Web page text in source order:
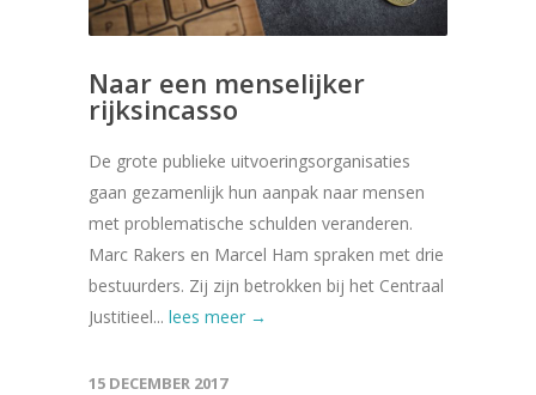
Naar een menselijker
rijksincasso
De grote publieke uitvoeringsorganisaties
gaan gezamenlijk hun aanpak naar mensen
met problematische schulden veranderen.
Marc Rakers en Marcel Ham spraken met drie
bestuurders. Zij zijn betrokken bij het Centraal
Justitieel... lees meer →
15 DECEMBER 2017